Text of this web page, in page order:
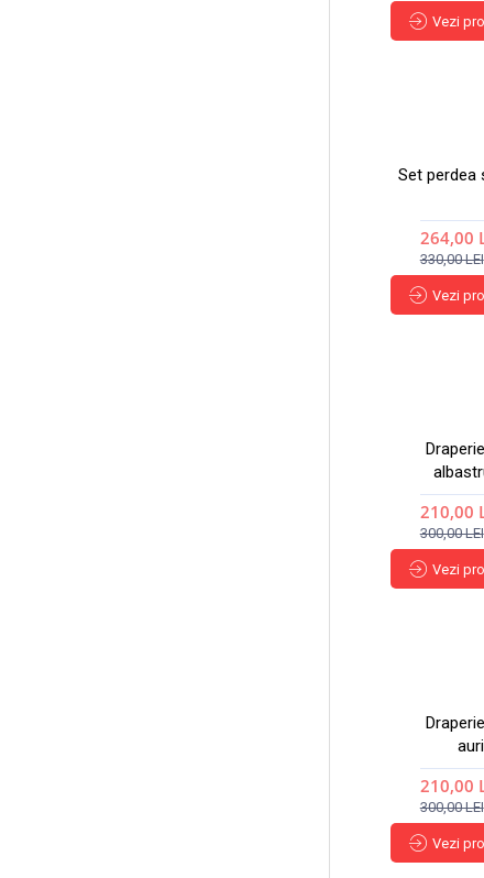
Vezi
Set perdea
264,00
330,00 LEI
Vezi
210,00
300,00 LEI
Vezi
210,00
300,00 LEI
Vezi